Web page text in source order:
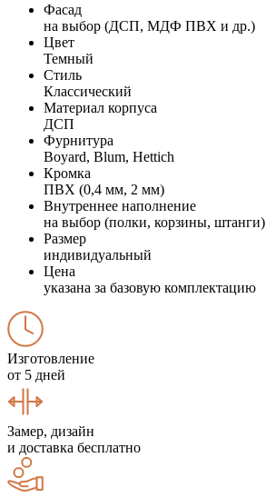
Фасад
на выбор (ДСП, МДФ ПВХ и др.)
Цвет
Темный
Стиль
Классический
Материал корпуса
ДСП
Фурнитура
Boyard, Blum, Hettich
Кромка
ПВХ (0,4 мм, 2 мм)
Внутреннее наполнение
на выбор (полки, корзины, штанги)
Размер
индивидуальный
Цена
указана за базовую комплектацию
Изготовление
от 5 дней
Замер, дизайн
и доставка бесплатно